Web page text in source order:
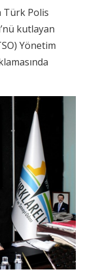
Türk Polis
kutlayan
Yönetim